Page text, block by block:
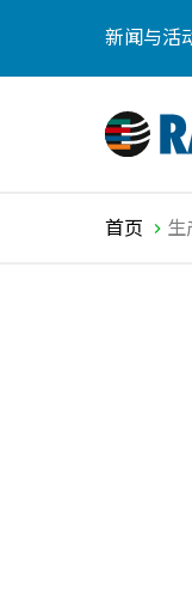
新闻与活
首页 生